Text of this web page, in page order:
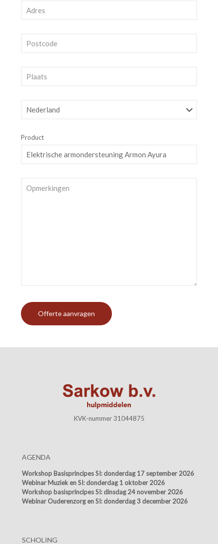
Product
KVK-nummer 31044875
AGENDA
Workshop Basisprincipes SI: donderdag 17 september 2026
Webinar Muziek en SI: donderdag 1 oktober 2026
Workshop basisprincipes SI: dinsdag 24 november 2026
Webinar Ouderenzorg en SI: donderdag 3 december 2026
SCHOLING